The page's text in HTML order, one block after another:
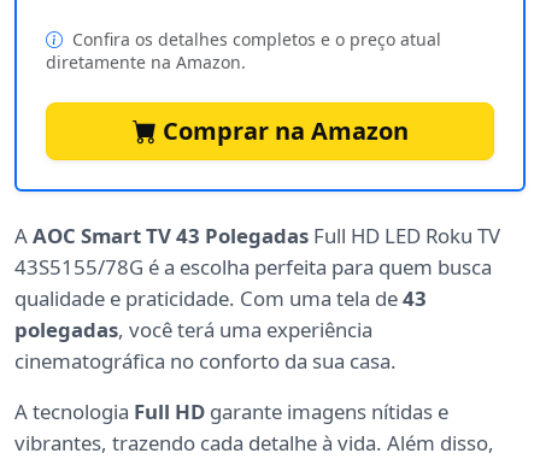
Confira os detalhes completos e o preço atual
diretamente na Amazon.
Comprar na Amazon
AAOC Smart TV 43 Polegadas Full HD LED Roku TV
43S5155/78G é a escolha perfeita para quem busca
qualidade e praticidade. Com uma tela de43
polegadas, você terá uma experiência
cinematográfica no conforto da sua casa.
A tecnologia Full HD garante imagens nítidas e
vibrantes, trazendo cada detalhe à vida. Além disso,